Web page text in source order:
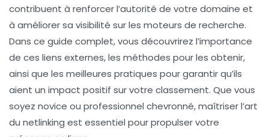
contribuent à renforcer l’autorité de votre domaine et
à améliorer sa visibilité sur les moteurs de recherche.
Dans ce guide complet, vous découvrirez l’importance
de ces liens externes, les méthodes pour les obtenir,
ainsi que les meilleures pratiques pour garantir qu’ils
aient un impact positif sur votre classement. Que vous
soyez novice ou professionnel chevronné, maîtriser l’art
du netlinking est essentiel pour propulser votre